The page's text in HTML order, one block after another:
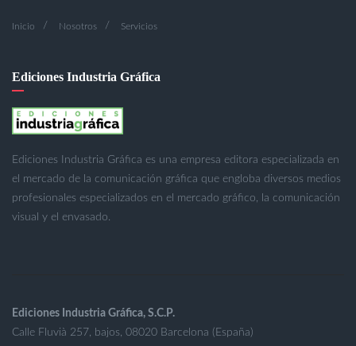
Inicio Nosotros Servicios
Ediciones Industria Gráfica
Ediciones Industria Gráfica es una empresa editora especializada en
el mercado de la comunicación gráfica que engloba diversos medios
profesionales especializados en el mercado gráfico, la comunicación
visual y el envasado.
Ediciones Industria Gráfica, S.C.P.
Calle Fluvià 257, bajos, 08020 Barcelona (España)